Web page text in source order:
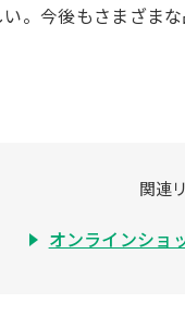
。今後もさまざま
関連
オンラインショ